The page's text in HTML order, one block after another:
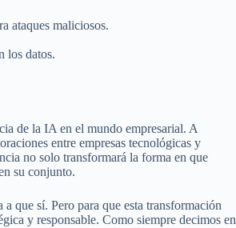
ataques maliciosos.
los datos.
de la IA en el mundo empresarial. A
entre empresas tecnológicas y
no solo transformará la forma en que
su conjunto.
que sí. Pero para que esta transformación
y responsable. Como siempre decimos en